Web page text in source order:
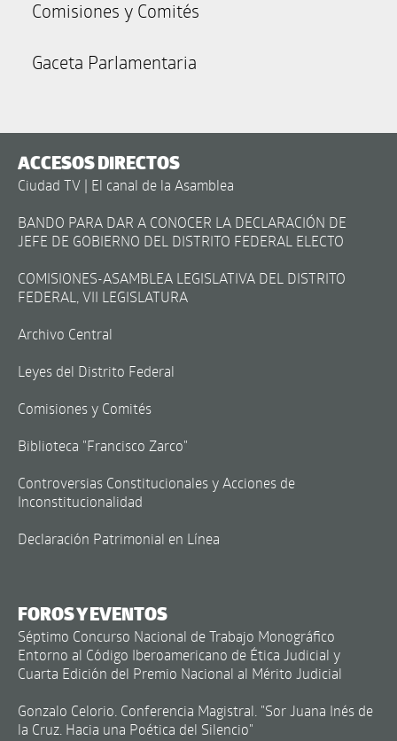
Comisiones y Comités
Gaceta Parlamentaria
ACCESOS DIRECTOS
Ciudad TV | El canal de la Asamblea
BANDO PARA DAR A CONOCER LA DECLARACIÓN DE
JEFE DE GOBIERNO DEL DISTRITO FEDERAL ELECTO
COMISIONES-ASAMBLEA LEGISLATIVA DEL DISTRITO
FEDERAL, VII LEGISLATURA
Archivo Central
Leyes del Distrito Federal
Comisiones y Comités
Biblioteca "Francisco Zarco"
Controversias Constitucionales y Acciones de
Inconstitucionalidad
Declaración Patrimonial en Línea
FOROS Y EVENTOS
Séptimo Concurso Nacional de Trabajo Monográfico
Entorno al Código Iberoamericano de Ética Judicial y
Cuarta Edición del Premio Nacional al Mérito Judicial
Gonzalo Celorio. Conferencia Magistral. "Sor Juana Inés de
la Cruz. Hacia una Poética del Silencio"